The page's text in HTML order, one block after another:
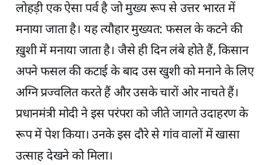
लोहड़ी एक ऐसा पर्व है जो मुख्य रूप से उत्तर भारत में
मनाया जाता है। यह त्यौहार मुख्यत: फसल के कटने की
ख़ुशी में मनाया जाता है। जैसे ही दिन लंबे होते हैं, किसान
अपने फसल की कटाई के बाद उस खुशी को मनाने के लिए
अग्नि प्रज्वलित करते हैं और उसके चारों ओर नाचते हैं।
प्रधानमंत्री मोदी ने इस परंपरा को जीते जागते उदाहरण के
रूप में पेश किया। उनके इस दौरे से गांव वालों में खासा
उत्साह देखने को मिला।